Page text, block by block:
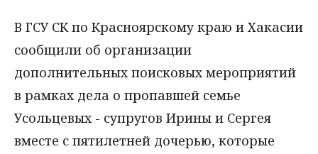
В ГСУ СК по Красноярскому краю и Хакасии
сообщили об организации
дополнительных поисковых мероприятий
в рамках дела о пропавшей семье
Усольцевых - супругов Ирины и Сергея
вместе с пятилетней дочерью, которые